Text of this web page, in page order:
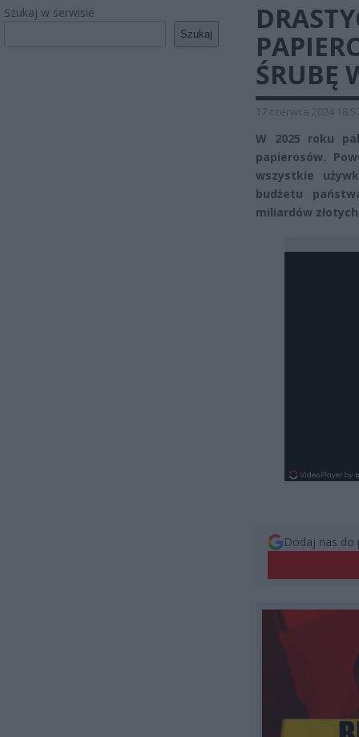
Szukaj w serwisie
Szukaj
ŚRUBĘ
17 czerwca 2024
W 2025 roku
papierosów.
wszystkie
budżetu
miliardów
Dodaj nas do